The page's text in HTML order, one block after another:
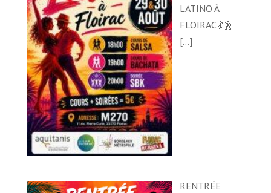
LATINO À
FLOIRAC 💃🕺
[…]
RENTRÉE